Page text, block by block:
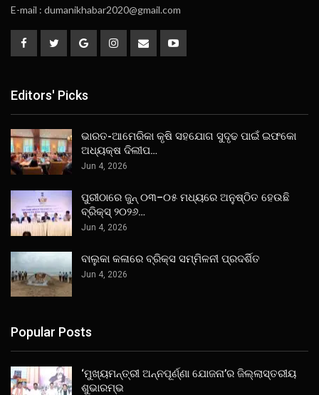
E-mail : dumanikhabar2020@gmail.com
Editors' Picks
ଭାରତ-ଆମେରିକା କୃଷି ସହଯୋଗ ସୁଦୃଢ ପାଇଁ ଇଫକୋ
ଅଧ୍ୟକ୍ଷ ଦିଲୀପ…
Jun 4, 2026
ପୁରୀଠାରେ ଜୁନ୍ ୦୩–୦୫ ମଧ୍ୟରେ ଅନୁଷ୍ଠିତ ହେଉଛି
ବ୍ରିକ୍ସ୍ ୨୦୨୬…
Jun 4, 2026
ବାଲୁକା କଳାରେ ବ୍ରିକ୍ସ ସମ୍ମିଳନୀ ପ୍ରଦର୍ଶିତ
Jun 4, 2026
Popular Posts
‘ମୁଖ୍ୟମନ୍ତ୍ରୀ ଅନ୍ନପୂର୍ଣ୍ଣା ଯୋଜନା’ର ଜିଲ୍ଲାସ୍ତରୀୟ
ଶୁଭାରମ୍ଭ